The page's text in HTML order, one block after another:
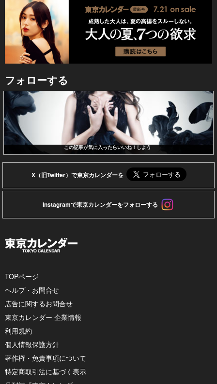
フォローする
この記事が気に入ったらいいね！しよう
X（旧Twitter）で東京カレンダーを
Instagramで東京カレンダーをフォローする
TOPページ
ヘルプ・お問合せ
広告に関するお問合せ
東京カレンダー 企業情報
利用規約
個人情報保護方針
著作権・免責事項について
特定商取引法に基づく表示